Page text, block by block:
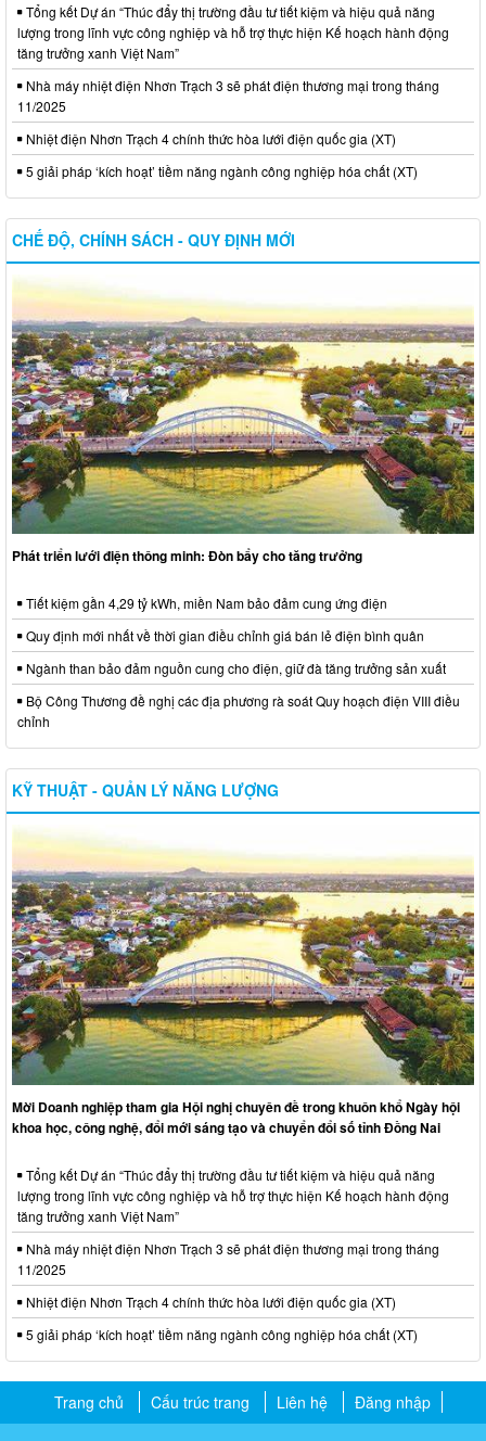
Tổng kết Dự án “Thúc đẩy thị trường đầu tư tiết kiệm và hiệu quả năng
lượng trong lĩnh vực công nghiệp và hỗ trợ thực hiện Kế hoạch hành động
tăng trưởng xanh Việt Nam”
Nhà máy nhiệt điện Nhơn Trạch 3 sẽ phát điện thương mại trong tháng
11/2025
Nhiệt điện Nhơn Trạch 4 chính thức hòa lưới điện quốc gia (XT)
5 giải pháp ‘kích hoạt’ tiềm năng ngành công nghiệp hóa chất (XT)
CHẾ ĐỘ, CHÍNH SÁCH - QUY ĐỊNH MỚI
Phát triển lưới điện thông minh: Đòn bẩy cho tăng trưởng
Tiết kiệm gần 4,29 tỷ kWh, miền Nam bảo đảm cung ứng điện
Quy định mới nhất về thời gian điều chỉnh giá bán lẻ điện bình quân
Ngành than bảo đảm nguồn cung cho điện, giữ đà tăng trưởng sản xuất
Bộ Công Thương đề nghị các địa phương rà soát Quy hoạch điện VIII điều
chỉnh
KỸ THUẬT - QUẢN LÝ NĂNG LƯỢNG
Mời Doanh nghiệp tham gia Hội nghị chuyên đề trong khuôn khổ Ngày hội
khoa học, công nghệ, đổi mới sáng tạo và chuyển đổi số tỉnh Đồng Nai
Tổng kết Dự án “Thúc đẩy thị trường đầu tư tiết kiệm và hiệu quả năng
lượng trong lĩnh vực công nghiệp và hỗ trợ thực hiện Kế hoạch hành động
tăng trưởng xanh Việt Nam”
Nhà máy nhiệt điện Nhơn Trạch 3 sẽ phát điện thương mại trong tháng
11/2025
Nhiệt điện Nhơn Trạch 4 chính thức hòa lưới điện quốc gia (XT)
5 giải pháp ‘kích hoạt’ tiềm năng ngành công nghiệp hóa chất (XT)
Trang chủ Cấu trúc trang Liên hệ Đăng nhập